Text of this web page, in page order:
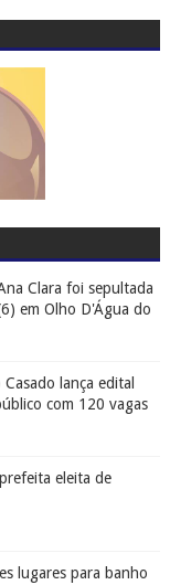
Clara foi sepultada
em Olho D'Água do
lança edital
com 120 vagas
eleita de
lugares para banho